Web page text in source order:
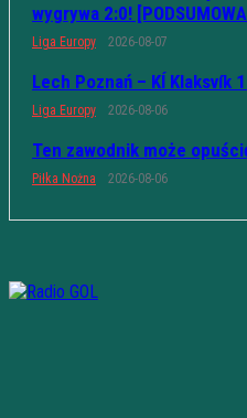
wygrywa 2:0!
Liga Europy 2026-08-07
Lech Poznań – KÍ Klaksvík
Liga Europy 2026-08-06
Ten zawodnik może
Piłka Nożna 2026-08-06